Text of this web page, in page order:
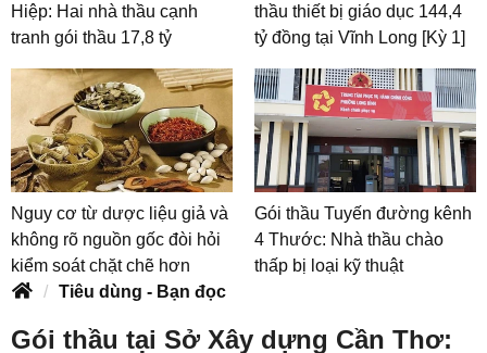
Hiệp: Hai nhà thầu cạnh
tranh gói thầu 17,8 tỷ
thầu thiết bị giáo dục 144,4
tỷ đồng tại Vĩnh Long [Kỳ 1]
Nguy cơ từ dược liệu giả và
không rõ nguồn gốc đòi hỏi
kiểm soát chặt chẽ hơn
Gói thầu Tuyến đường kênh
4 Thước: Nhà thầu chào
thấp bị loại kỹ thuật
Tiêu dùng - Bạn đọc
Gói thầu tại Sở Xây dựng Cần Thơ: